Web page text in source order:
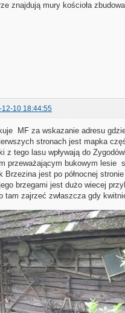
znajdują mury kościoła
12-10 18:44:55
MF za wskazanie adresu
stronach jest mapka
z tego lasu wpływają do
przeważającym bukowym lesie
Brzezina jest po północnej
brzegami jest dużo wiecej
tam zajrzeć zwłaszcza gdy